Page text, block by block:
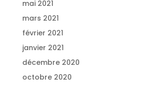
mai 2021
mars 2021
février 2021
janvier 2021
décembre 2020
octobre 2020